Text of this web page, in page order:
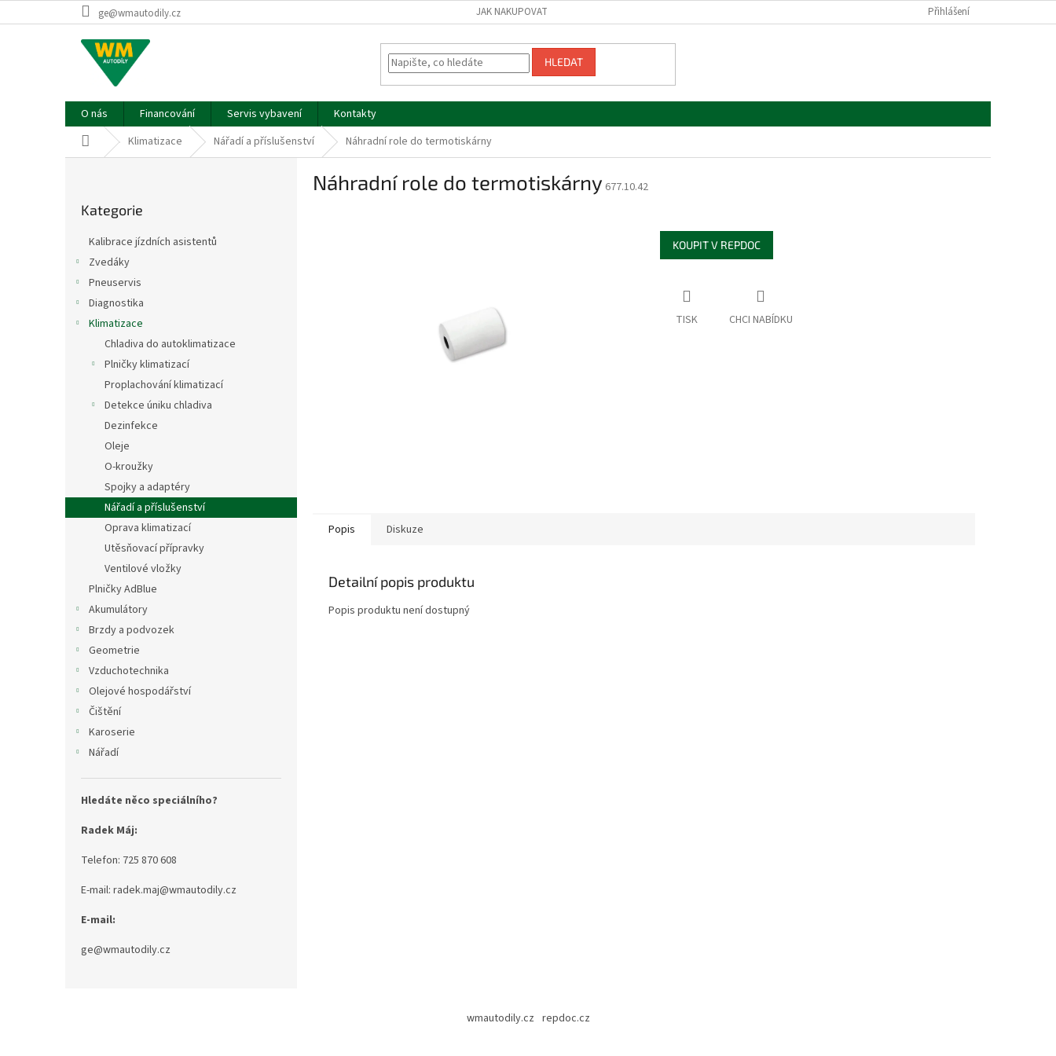
na
ge@wmautodily.cz JAK NAKUPOVAT Přihlášení
HLEDAT
O nás Financování Servis vybavení
Kontakty
Domů Klimatizace Nářadí a příslušenství Náhradní role do termotiskárny
kategorie
Kategorie
Kalibrace jízdních asistentů
Zvedáky
Pneuservis
Diagnostika
Klimatizace
Chladiva do autoklimatizace
Plničky klimatizací
Proplachování klimatizací
Detekce úniku chladiva
Dezinfekce
Oleje
O-kroužky
Spojky a adaptéry
Nářadí a příslušenství
Oprava klimatizací
Utěsňovací přípravky
Ventilové vložky
Plničky AdBlue
Akumulátory
Brzdy a podvozek
Geometrie
Vzduchotechnika
Olejové hospodářství
Čištění
Karoserie
Nářadí
Hledáte něco speciálního?
Radek Máj:
Telefon: 725 870 608
E-mail: radek.maj@wmautodily.cz
E-mail:
ge@wmautodily.cz
Náhradní role do termotiskárny 677.10.42
KOUPIT V REPDOC
TISK
Popis Diskuze
Detailní popis produktu
Popis produktu není dostupný
wmautodily.cz repdoc.cz